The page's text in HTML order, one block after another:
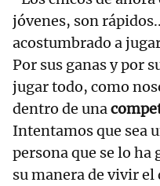
jóvenes, son
acostumbrado a
Por sus ganas y por
jugar todo, como
dentro de una
Intentamos que sea
persona que se lo ha
su manera de vivir